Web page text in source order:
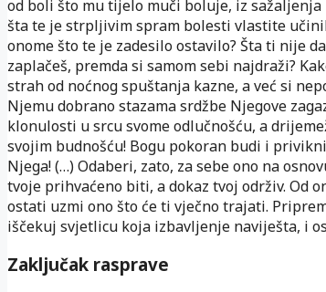
od boli što mu tijelo muči boluje, iz sažaljenja
šta te je strpljivim spram bolesti vlastite
onome što te je zadesilo ostavilo? Šta ti nije
zaplačeš, premda si samom sebi najdraži?
strah od noćnog spuštanja kazne, a već si
Njemu dobrano stazama srdžbe Njegove
klonulosti u srcu svome odlučnošću, a
svojim budnošću! Bogu pokoran budi i
Njega! (…) Odaberi, zato, za sebe ono na
tvoje prihvaćeno biti, a dokaz tvoj održiv. Od
ostati uzmi ono što će ti vječno trajati.
iščekuj svjetlicu koja izbavljenje naviješta, i
Zaključak rasprave